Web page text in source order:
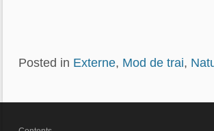
Posted in Externe, Mod de trai,